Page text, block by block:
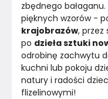
zbędnego
pięknych wzorów -
krajobrazów, przez
po dzieła sztuki
odrobinę zachwytu
kuchni lub pokoju
natury i radości
flizelinowymi!